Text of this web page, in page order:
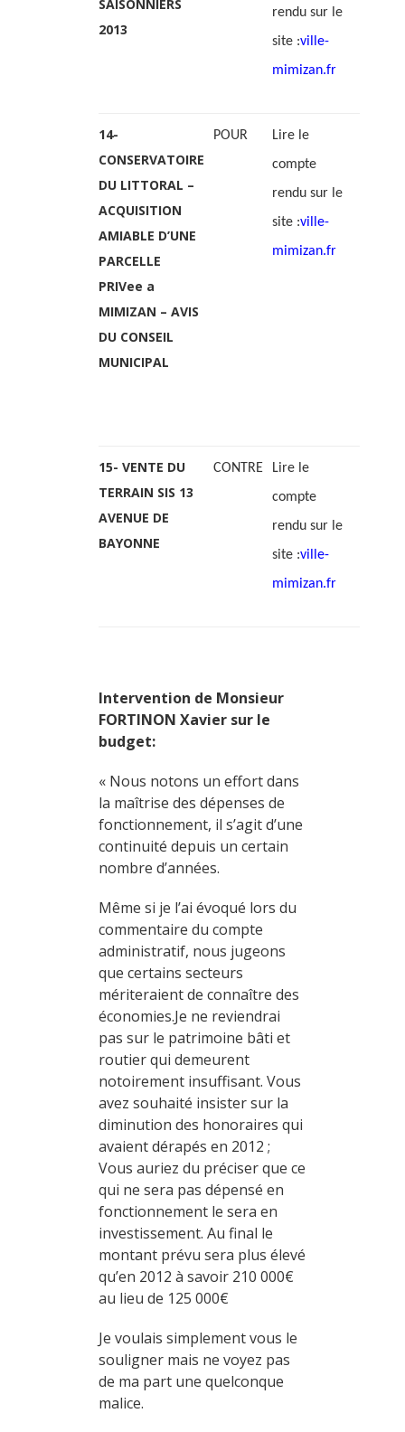
SAISONNIERS
2013
rendu sur le
site :ville-
mimizan.fr
14-
CONSERVATOIRE
DU LITTORAL –
ACQUISITION
AMIABLE D’UNE
PARCELLE
PRIVee a
MIMIZAN – AVIS
DU CONSEIL
MUNICIPAL
POUR
Lire le
compte
rendu sur le
site :ville-
mimizan.fr
15- VENTE DU
TERRAIN SIS 13
AVENUE DE
BAYONNE
CONTRE
Lire le
compte
rendu sur le
site :ville-
mimizan.fr
Intervention de Monsieur
FORTINON Xavier sur le
budget:
« Nous notons un effort dans
la maîtrise des dépenses de
fonctionnement, il s’agit d’une
continuité depuis un certain
nombre d’années.
Même si je l’ai évoqué lors du
commentaire du compte
administratif, nous jugeons
que certains secteurs
mériteraient de connaître des
économies.Je ne reviendrai
pas sur le patrimoine bâti et
routier qui demeurent
notoirement insuffisant. Vous
avez souhaité insister sur la
diminution des honoraires qui
avaient dérapés en 2012 ;
Vous auriez du préciser que ce
qui ne sera pas dépensé en
fonctionnement le sera en
investissement. Au final le
montant prévu sera plus élevé
qu’en 2012 à savoir 210 000€
au lieu de 125 000€
Je voulais simplement vous le
souligner mais ne voyez pas
de ma part une quelconque
malice.